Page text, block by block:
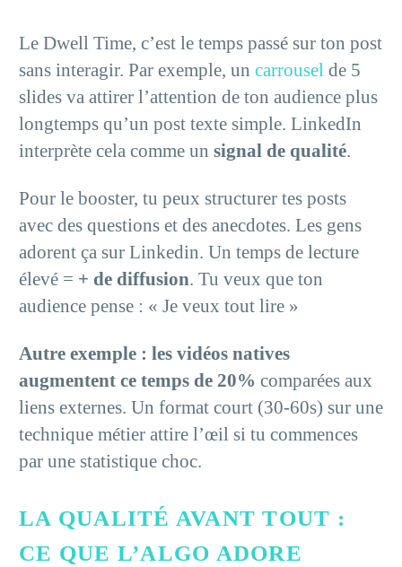
Le Dwell Time, c’est le temps passé sur ton post
sans interagir. Par exemple, un carrousel de 5
slides va attirer l’attention de ton audience plus
longtemps qu’un post texte simple. LinkedIn
interprète cela comme un signal de qualité.
Pour le booster, tu peux structurer tes posts
avec des questions et des anecdotes. Les gens
adorent ça sur Linkedin. Un temps de lecture
élevé = + de diffusion. Tu veux que ton
audience pense : « Je veux tout lire »
Autre exemple : les vidéos natives
augmentent ce temps de 20% comparées aux
liens externes. Un format court (30-60s) sur une
technique métier attire l’œil si tu commences
par une statistique choc.
LA QUALITÉ AVANT TOUT :
CE QUE L’ALGO ADORE